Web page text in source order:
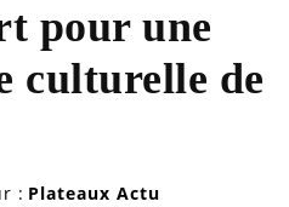
pour une
culturelle de
: Plateaux Actu